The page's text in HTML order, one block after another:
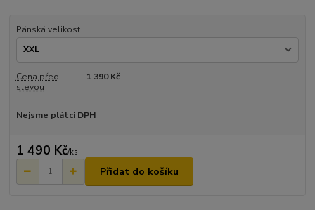
Pánská velikost
Cena před
slevou
1 390 Kč
Nejsme plátci DPH
1 490 Kč/ks
Přidat do košíku